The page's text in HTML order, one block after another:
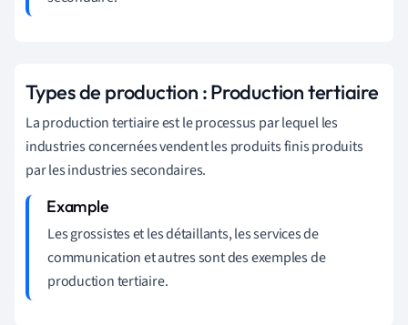
Types de production : Production tertiaire
La production tertiaire est le processus par lequel les
industries concernées vendent les produits finis produits
par les industries secondaires.
Les grossistes et les détaillants, les services de
communication et autres sont des exemples de
production tertiaire.